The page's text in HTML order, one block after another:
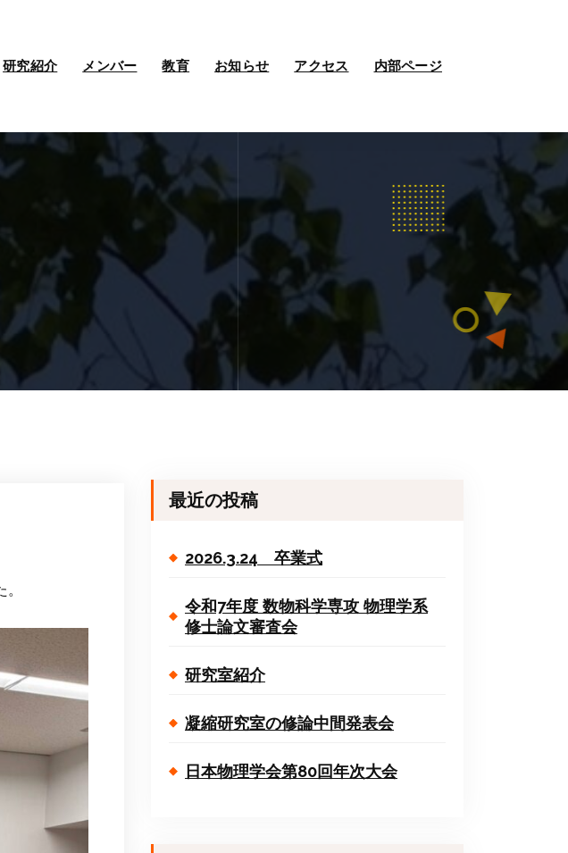
研究紹介 メンバー 教育 お知らせ アクセス 内部ページ
最近の投稿
2026.3.24 卒業式
令和7年度 数物科学専攻 物理学系
修士論文審査会
研究室紹介
凝縮研究室の修論中間発表会
日本物理学会第80回年次大会